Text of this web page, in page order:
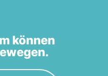
können